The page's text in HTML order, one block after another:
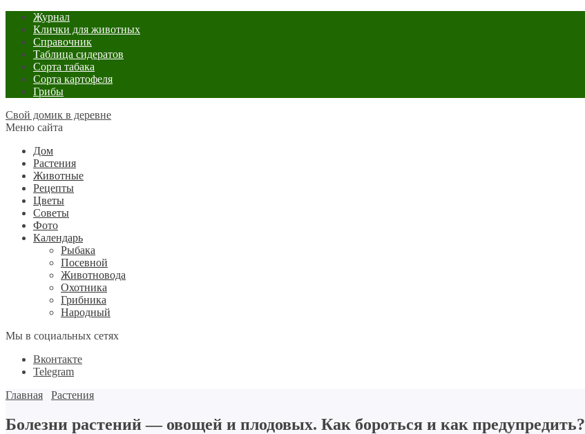
Журнал
Клички для животных
Справочник
Таблица сидератов
Сорта табака
Сорта картофеля
Грибы
Свой домик в деревне
Меню сайта
Дом
Растения
Животные
Рецепты
Цветы
Советы
Фото
Календарь
Рыбака
Посевной
Животновода
Охотника
Грибника
Народный
Мы в социальных сетях
Вконтакте
Telegram
Главная
Растения
Болезни растений — овощей и плодовых. Как бороться и как предупредить?